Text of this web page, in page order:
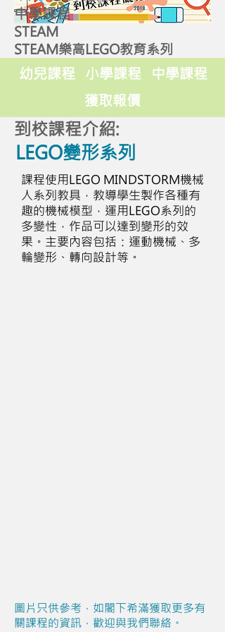
中學課程
STEAM
STEAM樂高LEGO教育系列
幼兒課程 小學課程
中學課程
獲取報價
到校課程介紹:
LEGO變形系列
課程使用LEGO MINDSTORM機械
人系列教具，教導學生製作各種有
趣的機械模型，運用LEGO系列的
多變性，作品可以達到變形的效
果。主要內容包括：運動機械、多
輪變形、轉向設計等。
圖片只供參考，如閣下希滿獲取更多有
關課程的資訊，歡迎與我們聯絡。